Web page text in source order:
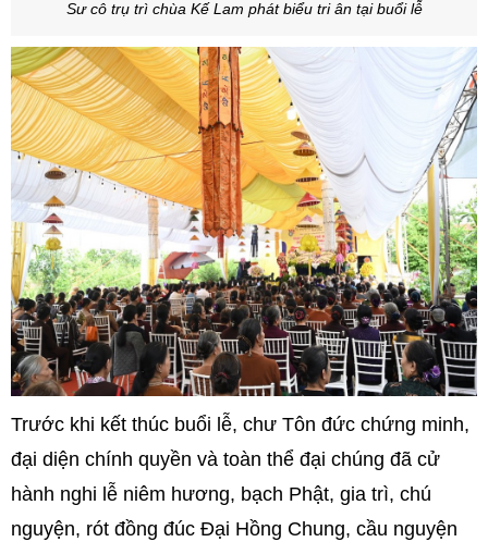
Sư cô trụ trì chùa Kế Lam phát biểu tri ân tại buổi lễ
Trước khi kết thúc buổi lễ, chư Tôn đức chứng minh,
đại diện chính quyền và toàn thể đại chúng đã cử
hành nghi lễ niêm hương, bạch Phật, gia trì, chú
nguyện, rót đồng đúc Đại Hồng Chung, cầu nguyện